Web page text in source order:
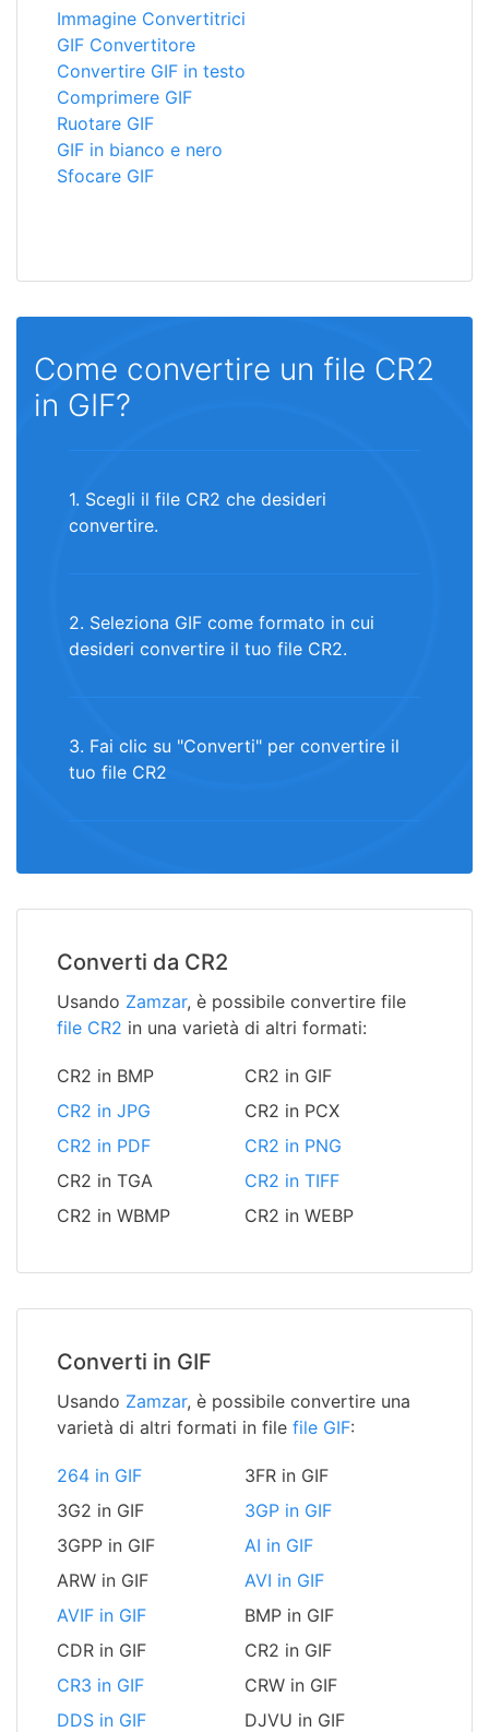
Immagine Convertitrici
GIF Convertitore
Convertire GIF in testo
Comprimere GIF
Ruotare GIF
GIF in bianco e nero
Sfocare GIF
Come convertire un file CR2
in GIF?
1. Scegli il file CR2 che desideri
convertire.
2. Seleziona GIF come formato in cui
desideri convertire il tuo file CR2.
3. Fai clic su "Converti" per convertire il
tuo file CR2
Converti da CR2
Usando Zamzar, è possibile convertire file
file CR2 in una varietà di altri formati:
CR2 in BMP
CR2 in GIF
CR2 in JPG
CR2 in PCX
CR2 in PDF
CR2 in PNG
CR2 in TGA
CR2 in TIFF
CR2 in WBMP
CR2 in WEBP
Converti in GIF
Usando Zamzar, è possibile convertire una
varietà di altri formati in file file GIF:
264 in GIF
3FR in GIF
3G2 in GIF
3GP in GIF
3GPP in GIF
AI in GIF
ARW in GIF
AVI in GIF
AVIF in GIF
BMP in GIF
CDR in GIF
CR2 in GIF
CR3 in GIF
CRW in GIF
DDS in GIF
DJVU in GIF